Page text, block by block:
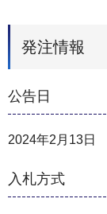
発注情報
公告日
2024年2月13日
入札方式